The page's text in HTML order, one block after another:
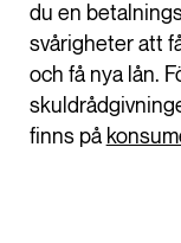
du en
svårigheter att
och få nya lån.
finns på